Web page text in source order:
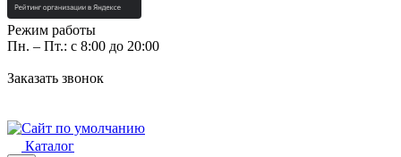
Режим работы
Пн. – Пт.: с 8:00 до 20:00
Заказать звонок
Каталог